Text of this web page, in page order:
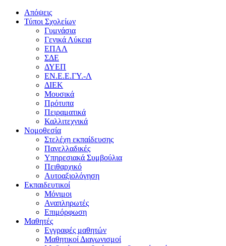
Απόψεις
Τύποι Σχολείων
Γυμνάσια
Γενικά Λύκεια
ΕΠΑΛ
ΣΔΕ
ΔΥΕΠ
ΕΝ.Ε.Ε.ΓΥ.-Λ
ΔΙΕΚ
Μουσικά
Πρότυπα
Πειραματικά
Καλλιτεχνικά
Νομοθεσία
Στελέχη εκπαίδευσης
Πανελλαδικές
Υπηρεσιακά Συμβούλια
Πειθαρχικό
Αυτοαξιολόγηση
Εκπαιδευτικοί
Μόνιμοι
Αναπληρωτές
Επιμόρφωση
Μαθητές
Εγγραφές μαθητών
Μαθητικοί Διαγωνισμοί